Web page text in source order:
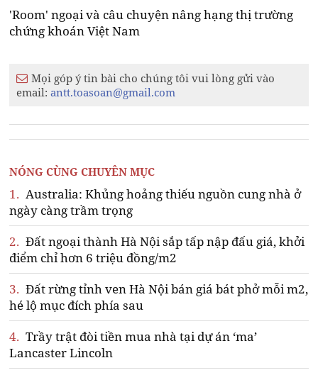
'Room' ngoại và câu chuyện nâng hạng thị trường
chứng khoán Việt Nam
Mọi góp ý tin bài cho chúng tôi vui lòng gửi vào
email:antt.toasoan@gmail.com
NÓNG CÙNG CHUYÊN MỤC
1. Australia: Khủng hoảng thiếu nguồn cung nhà ở
ngày càng trầm trọng
2. Đất ngoại thành Hà Nội sắp tấp nập đấu giá, khởi
điểm chỉ hơn 6 triệu đồng/m2
3. Đất rừng tỉnh ven Hà Nội bán giá bát phở mỗi m2,
hé lộ mục đích phía sau
4. Trầy trật đòi tiền mua nhà tại dự án ‘ma’
Lancaster Lincoln